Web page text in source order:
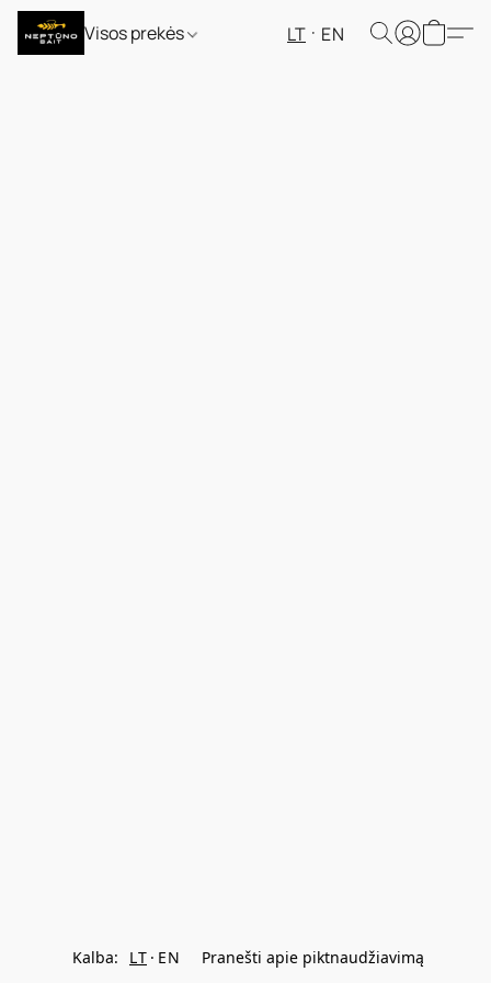
Visos prekės LT EN
Kalba: LT EN Pranešti apie piktnaudžiavimą